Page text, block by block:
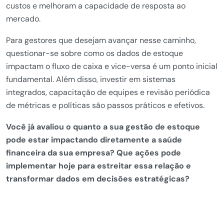
custos e melhoram a capacidade de resposta ao
mercado.
Para gestores que desejam avançar nesse caminho,
questionar-se sobre como os dados de estoque
impactam o fluxo de caixa e vice-versa é um ponto inicial
fundamental. Além disso, investir em sistemas
integrados, capacitação de equipes e revisão periódica
de métricas e políticas são passos práticos e efetivos.
Você já avaliou o quanto a sua gestão de estoque
pode estar impactando diretamente a saúde
financeira da sua empresa? Que ações pode
implementar hoje para estreitar essa relação e
transformar dados em decisões estratégicas?